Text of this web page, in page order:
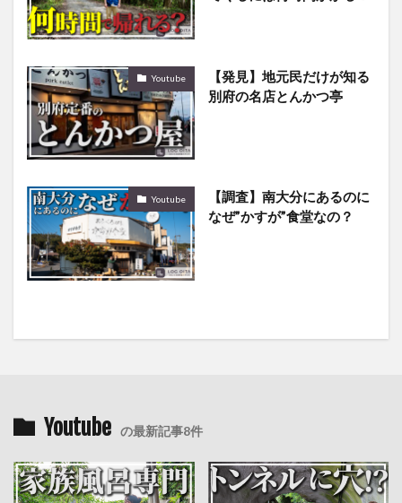
Youtube
【発見】地元民だけが知る
別府の名店とんかつ亭
Youtube
【調査】南大分にあるのに
なぜ”かすが”食堂なの？
Youtube の最新記事8件